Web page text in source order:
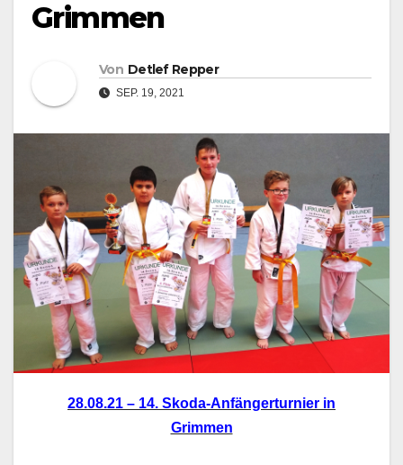
Grimmen
Von Detlef Repper
SEP. 19, 2021
28.08.21 – 14. Skoda-Anfängerturnier in
Grimmen